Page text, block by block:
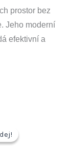
prostor bez
Jeho moderní
efektivní a